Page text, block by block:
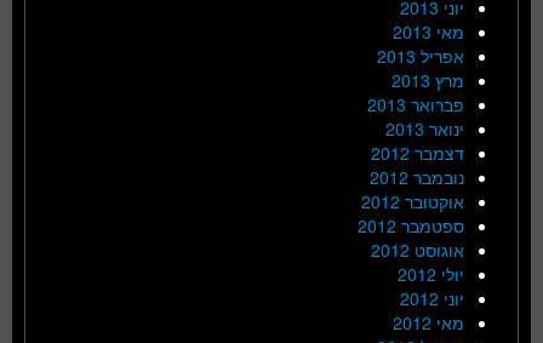
יוני 2013
מאי 2013
אפריל 2013
מרץ 2013
פברואר 2013
ינואר 2013
דצמבר 2012
נובמבר 2012
אוקטובר 2012
ספטמבר 2012
אוגוסט 2012
יולי 2012
יוני 2012
מאי 2012